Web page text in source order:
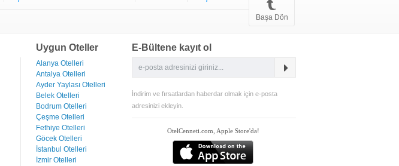
Başa Dön
Uygun Oteller
Alanya Otelleri
Antalya Otelleri
Ayder Yaylası Otelleri
Belek Otelleri
Bodrum Otelleri
Çeşme Otelleri
Fethiye Otelleri
Göcek Otelleri
İstanbul Otelleri
İzmir Otelleri
E-Bültene kayıt ol
İndirim ve fırsatlardan haberdar olmak için e-posta
adresinizi ekleyin.
OtelCenneti.com, Apple Store'da!